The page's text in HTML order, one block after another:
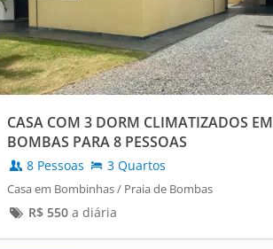
CASA COM 3 DORM CLIMATIZADOS EM
BOMBAS PARA 8 PESSOAS
8 Pessoas 3 Quartos
Casa em Bombinhas / Praia de Bombas
R$ 550a diária